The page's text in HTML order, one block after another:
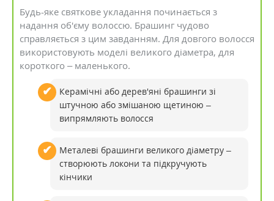
Будь-яке святкове укладання починається з
надання об'єму волоссю. Брашинг чудово
справляється з цим завданням. Для довгого волосся
використовують моделі великого діаметра, для
короткого – маленького.
Керамічні або дерев'яні брашинги зі
штучною або змішаною щетиною –
випрямляють волосся
Металеві брашинги великого діаметру –
створюють локони та підкручують
кінчики